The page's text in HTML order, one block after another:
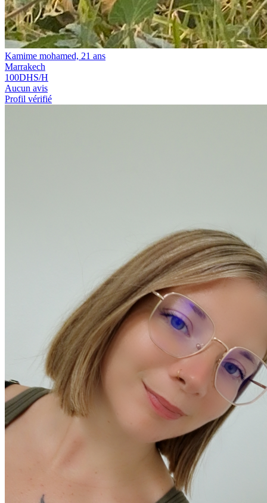
Kamime mohamed, 21 ans
Marrakech
100DHS/H
Aucun avis
Profil vérifié